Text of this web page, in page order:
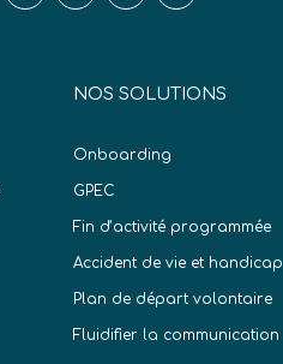
NOS SOLUTIONS
Onboarding
GPEC
Fin d’activité programmée
Accident de vie et handicap
Plan de départ volontaire
Fluidifier la communication